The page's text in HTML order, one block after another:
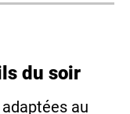
du soir
au